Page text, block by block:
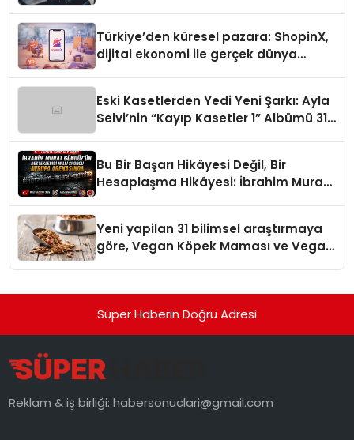
Türkiye’den küresel pazara: ShopinX,
dijital ekonomi ile gerçek dünya
Eski Kasetlerden Yedi Yeni Şarkı: Ayla
Selvi’nin “Kayıp Kasetler 1” Albümü 31
Bu Bir Başarı Hikâyesi Değil, Bir
Hesaplaşma Hikâyesi: İbrahim Murat
Yeni yapilan 31 bilimsel araştırmaya
göre, Vegan Köpek Maması ve Vegan
Süper Haberin Doğru Adresi
Reklam & iş birliği:habersonuclari@gmail.com